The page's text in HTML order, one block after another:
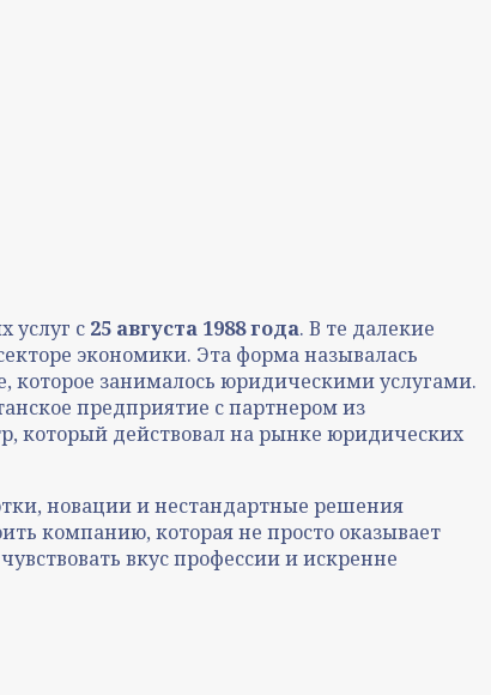
услуг с 25 августа 1988 года. В те далекие
экономики. Эта форма называлась
занималось юридическими услугами.
предприятие с партнером из
который действовал на рынке юридических
новации и нестандартные решения
компанию, которая не просто оказывает
вкус профессии и искренне